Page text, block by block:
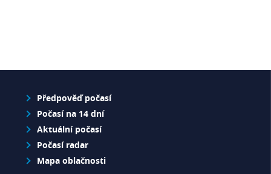
Předpověď počasí
Počasí na 14 dní
Aktuální počasí
Počasí radar
Mapa oblačnosti